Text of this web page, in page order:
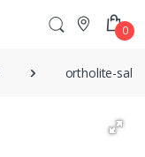
0
ortholite-